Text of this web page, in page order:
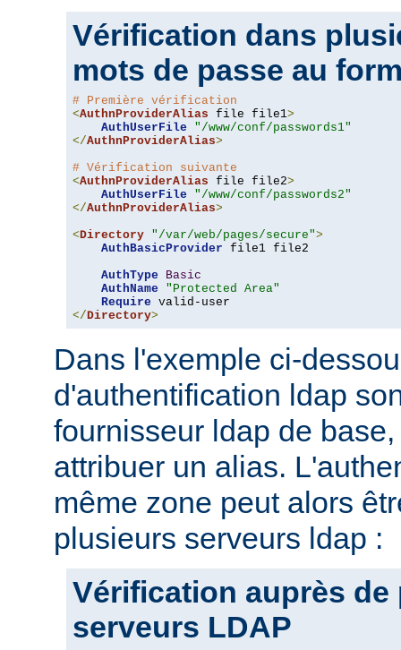
Vérification dans
mots de passe au
# Première vérification
<AuthnProviderAlias file file1>
AuthUserFile
"/www/conf/passwords1"
</AuthnProviderAlias>
# Vérification suivante
<AuthnProviderAlias file file2>
AuthUserFile
"/www/conf/passwords2"
</AuthnProviderAlias>
<Directory "/var/web/pages/secure">
AuthBasicProvider file1 file2
AuthType
Basic
AuthName
"Protected Area"
Require
</Directory>
Dans l'exemple ci-
d'authentification ldap
fournisseur ldap de
attribuer un alias.
même zone peut alors
plusieurs serveurs ldap :
Vérification auprès de
serveurs LDAP